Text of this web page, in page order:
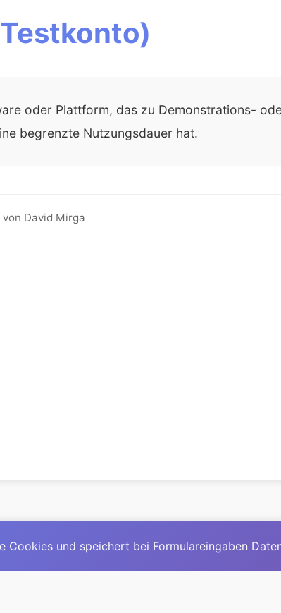
oder Plattform, das zu Demonstrations-
begrenzte Nutzungsdauer hat.
David Mirga
© 2025David Mirga|LinkedIn|
und speichert bei Formulareingaben